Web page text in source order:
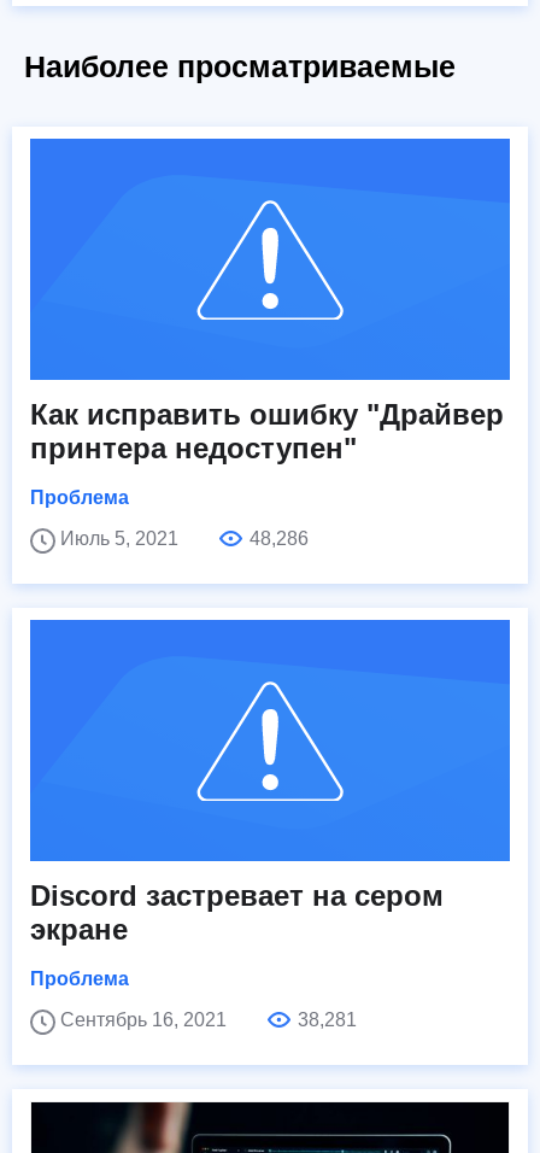
Наиболее просматриваемые
Как исправить ошибку "Драйвер
принтера недоступен"
Проблема
Июль 5, 2021
48,286
Discord застревает на сером
экране
Проблема
Сентябрь 16, 2021
38,281